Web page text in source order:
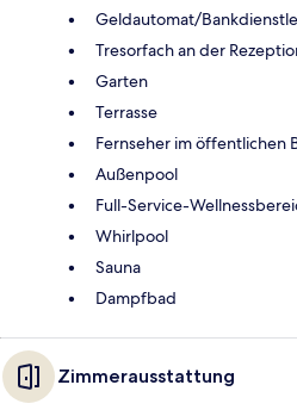
Geldautomat/
Tresorfach an der
Garten
Terrasse
Fernseher im öffentlichen
Außenpool
Full-Service-
Whirlpool
Sauna
Dampfbad
Zimmerausstattung